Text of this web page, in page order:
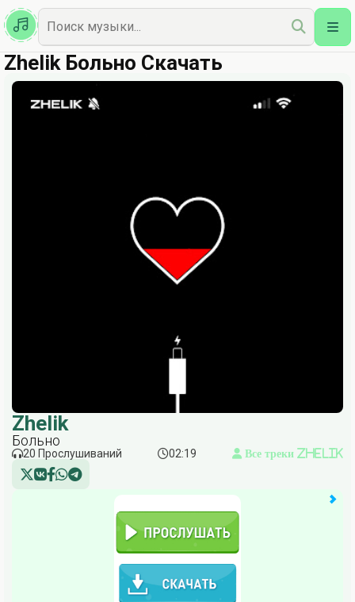
Казахская
Наш Топ
Zhelik Больно Скачать
Zhelik
Больно
20 Прослушиваний 02:19 Все треки Zhelik